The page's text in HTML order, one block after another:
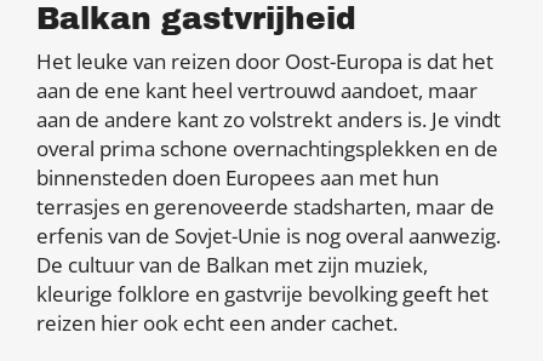
Balkan gastvrijheid
Het leuke van reizen door Oost-Europa is dat het
aan de ene kant heel vertrouwd aandoet, maar
aan de andere kant zo volstrekt anders is. Je vindt
overal prima schone overnachtingsplekken en de
binnensteden doen Europees aan met hun
terrasjes en gerenoveerde stadsharten, maar de
erfenis van de Sovjet-Unie is nog overal aanwezig.
De cultuur van de Balkan met zijn muziek,
kleurige folklore en gastvrije bevolking geeft het
reizen hier ook echt een ander cachet.